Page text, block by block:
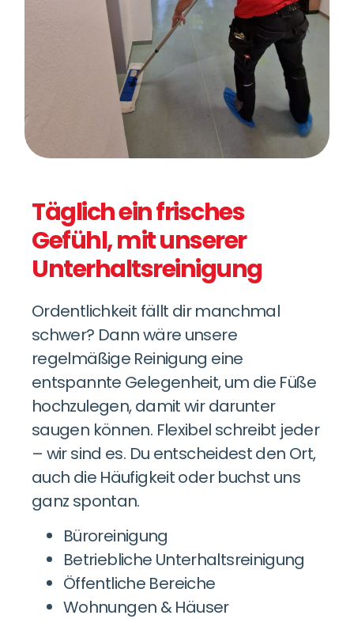
Täglich ein frisches
Gefühl, mit unserer
Unterhaltsreinigung
Ordentlichkeit fällt dir manchmal
schwer? Dann wäre unsere
regelmäßige Reinigung eine
entspannte Gelegenheit, um die Füße
hochzulegen, damit wir darunter
saugen können. Flexibel schreibt jeder
– wir sind es. Du entscheidest den Ort,
auch die Häufigkeit oder buchst uns
ganz spontan.
Büroreinigung
Betriebliche Unterhaltsreinigung
Öffentliche Bereiche
Wohnungen & Häuser